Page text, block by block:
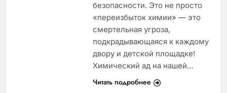
безопасности. Это не просто
«переизбыток химии» — это
смертельная угроза,
подкрадывающаяся к каждому
двору и детской площадке!
Химический ад на нашей…
Читать подробнее